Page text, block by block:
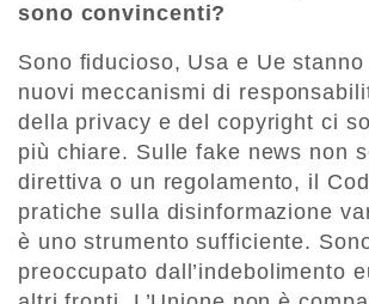
sono convincenti?
Sono fiducioso, Usa e Ue stanno
nuovi meccanismi di
della privacy e del copyright ci
più chiare. Sulle fake news non
direttiva o un regolamento, il
pratiche sulla disinformazione
è uno strumento sufficiente.
preoccupato dall’indebolimento